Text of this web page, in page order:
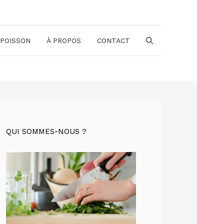
POISSON À PROPOS CONTACT
QUI SOMMES-NOUS ?